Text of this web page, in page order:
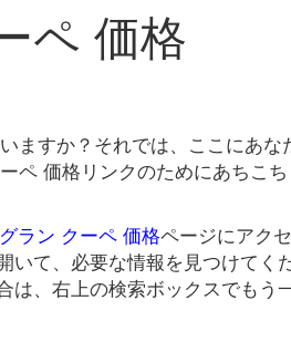
ペ 価格
ますか？それでは、ここにあな
ペ 価格リンクのためにあちこ
ラン クーペ 価格ページにアク
て、必要な情報を見つけてく
は、右上の検索ボックスでもう